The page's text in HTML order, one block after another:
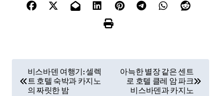
비스바덴 여행기: 셀렉
트 호텔 숙박과 카지노
의 짜릿한 밤
아늑한 별장 같은 센트
로 호텔 클레 암 파크
비스바덴과 카지노